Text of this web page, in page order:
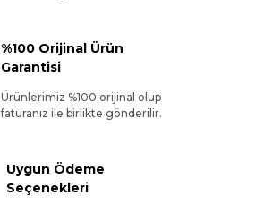
%100 Orijinal Ürün
Garantisi
Ürünlerimiz %100 orijinal olup
faturanız ile birlikte gönderilir.
Uygun Ödeme
Seçenekleri